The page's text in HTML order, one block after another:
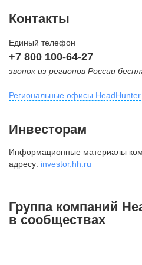
Контакты
Единый телефон
+7 800 100-64-27
звонок из регионов России
Региональные офисы HeadHunter
внутригородская территория
Муниципальный округ Тверской,
2-я Брестская ул., д. 48,
+7 495 980-64-27
Инвесторам
Информационные материалы
адресу: investor.hh.ru
Группа компаний
в сообществах